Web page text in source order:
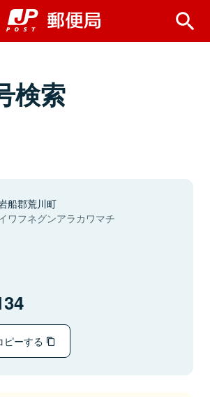
検索
船郡荒川町
ワフネグンアラカワマチ
ピーする